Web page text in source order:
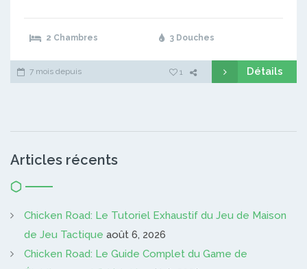
2 Chambres 3 Douches
7 mois depuis 1 Détails
Articles récents
Chicken Road: Le Tutoriel Exhaustif du Jeu de Maison
de Jeu Tactique août 6, 2026
Chicken Road: Le Guide Complet du Game de